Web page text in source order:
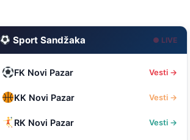
Sport Sandžaka ● LIVE
FK Novi Pazar Vesti →
KK Novi Pazar Vesti →
RK Novi Pazar Vesti →